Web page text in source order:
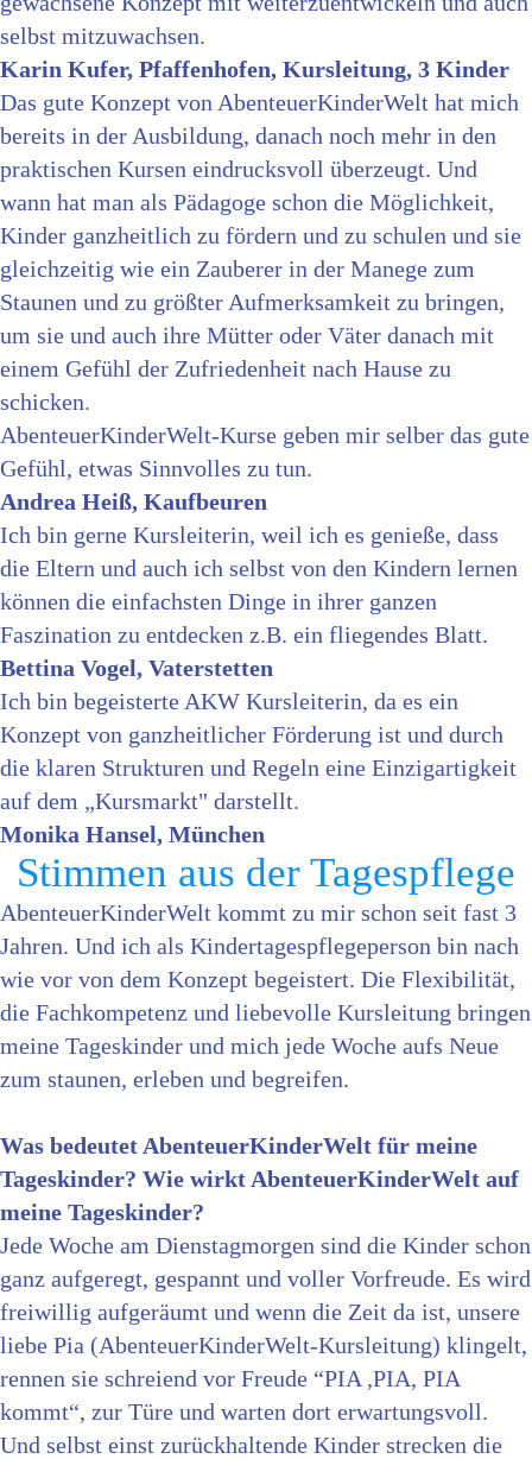
selbst mitzuwachsen.
Karin Kufer, Pfaffenhofen, Kursleitung, 3 Kinder
Das gute Konzept von AbenteuerKinderWelt hat mich
bereits in der Ausbildung, danach noch mehr in den
praktischen Kursen eindrucksvoll überzeugt. Und
wann hat man als Pädagoge schon die Möglichkeit,
Kinder ganzheitlich zu fördern und zu schulen und sie
gleichzeitig wie ein Zauberer in der Manege zum
Staunen und zu größter Aufmerksamkeit zu bringen,
um sie und auch ihre Mütter oder Väter danach mit
einem Gefühl der Zufriedenheit nach Hause zu
schicken.
AbenteuerKinderWelt-Kurse geben mir selber das gute
Gefühl, etwas Sinnvolles zu tun.
Andrea Heiß, Kaufbeuren
Ich bin gerne Kursleiterin, weil ich es genieße, dass
die Eltern und auch ich selbst von den Kindern lernen
können die einfachsten Dinge in ihrer ganzen
Faszination zu entdecken z.B. ein fliegendes Blatt.
Bettina Vogel, Vaterstetten
Ich bin begeisterte AKW Kursleiterin, da es ein
Konzept von ganzheitlicher Förderung ist und durch
die klaren Strukturen und Regeln eine Einzigartigkeit
auf dem „Kursmarkt" darstellt.
Monika Hansel, München
Stimmen aus der Tagespflege
AbenteuerKinderWelt kommt zu mir schon seit fast 3
Jahren. Und ich als Kindertagespflegeperson bin nach
wie vor von dem Konzept begeistert. Die Flexibilität,
die Fachkompetenz und liebevolle Kursleitung bringen
meine Tageskinder und mich jede Woche aufs Neue
zum staunen, erleben und begreifen.
Was bedeutet AbenteuerKinderWelt für meine
Tageskinder? Wie wirkt AbenteuerKinderWelt auf
meine Tageskinder?
Jede Woche am Dienstagmorgen sind die Kinder schon
ganz aufgeregt, gespannt und voller Vorfreude. Es wird
freiwillig aufgeräumt und wenn die Zeit da ist, unsere
liebe Pia (AbenteuerKinderWelt-Kursleitung) klingelt,
rennen sie schreiend vor Freude “PIA ,PIA, PIA
kommt“, zur Türe und warten dort erwartungsvoll.
Und selbst einst zurückhaltende Kinder strecken die